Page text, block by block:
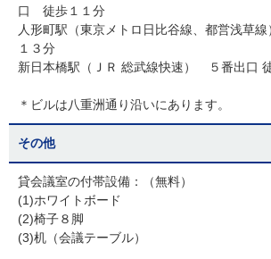
口 徒歩１１分
人形町駅（東京メトロ日比谷線、都営浅草
１３分
新日本橋駅（ＪＲ 総武線快速） ５番出口
＊ビルは八重洲通り沿いにあります。
その他
貸会議室の付帯設備：（無料）
(1)ホワイトボード
(2)椅子８脚
(3)机（会議テーブル）